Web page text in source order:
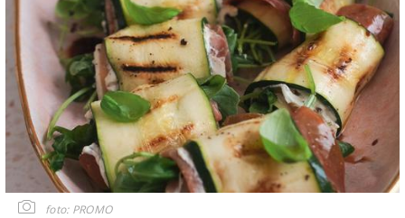
foto: PROMO